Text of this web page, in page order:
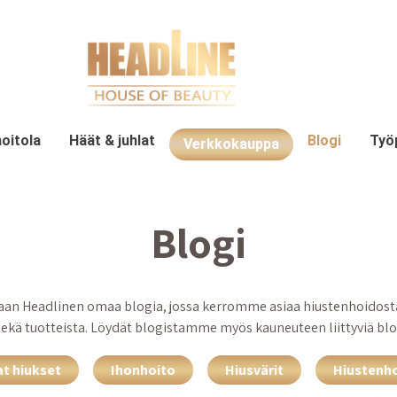
Häät & juhlat Verkkokauppa Blogi
Blogi
Headlinen omaa blogia, jossa kerromme asiaa
tuotteista. Löydät blogistamme myös kauneuteen liittyviä
hiukset Ihonhoito Hiusvärit